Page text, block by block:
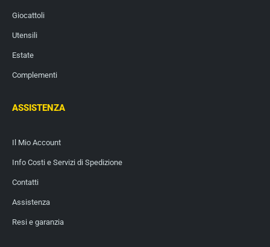
Giocattoli
Utensili
Estate
Complementi
ASSISTENZA
Il Mio Account
Info Costi e Servizi di Spedizione
Contatti
Assistenza
Resi e garanzia